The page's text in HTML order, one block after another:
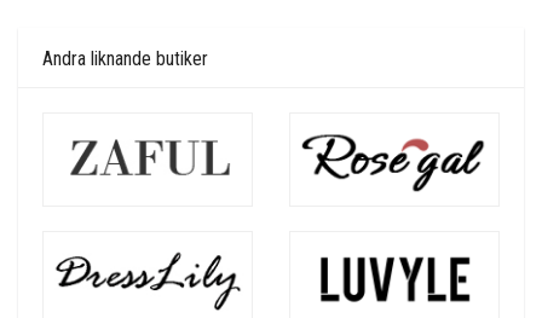
Andra liknande butiker